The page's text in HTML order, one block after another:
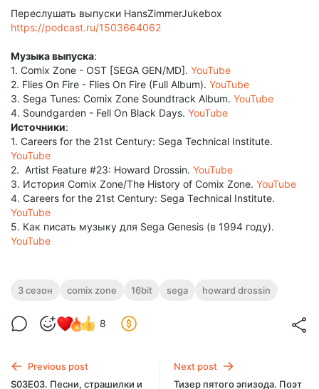
Переслушать выпуски HansZimmerJukebox
https://podcast.ru/1503664062
Музыка выпуска:
1. Comix Zone - OST [SEGA GEN/MD]. YouTube
2. Flies On Fire - Flies On Fire (Full Album). YouTube
3. Sega Tunes: Comix Zone Soundtrack Album. YouTube
4. Soundgarden - Fell On Black Days. YouTube
Источники:
1. Careers for the 21st Century: Sega Technical Institute.
YouTube
2. Artist Feature #23: Howard Drossin. YouTube
3. История Comix Zone/The History of Comix Zone. YouTube
4. Careers for the 21st Century: Sega Technical Institute.
YouTube
5. Как писать музыку для Sega Genesis (в 1994 году).
YouTube
3 сезон comix zone 16bit sega howard drossin
8
Previous post
S03E03. Песни, страшилки и
Next post
Тизер пятого эпизода. Поэт